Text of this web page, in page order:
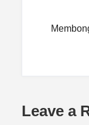
Leave a